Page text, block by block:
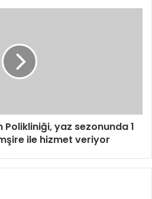
Polikliniği, yaz sezonunda 1
ile hizmet veriyor